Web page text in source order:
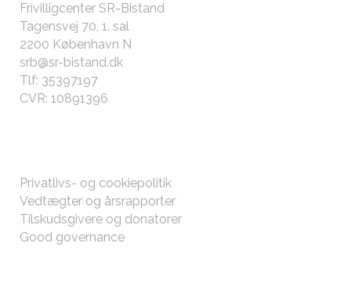
Frivilligcenter SR-Bistand
Tagensvej 70, 1. sal
2200 København N
srb@sr-bistand.dk
Tlf: 35397197
CVR: 10891396
Privatlivs- og cookiepolitik
Vedtægter og årsrapporter
Tilskudsgivere og donatorer
Good governance